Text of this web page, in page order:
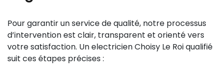
Pour garantir un service de qualité, notre processus
d’intervention est clair, transparent et orienté vers
votre satisfaction. Un electricien Choisy Le Roi qualifié
suit ces étapes précises :